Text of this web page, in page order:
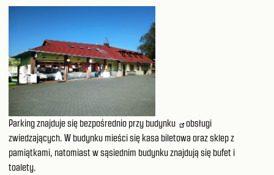
Parking znajduje się bezpośrednio przy budynku
obsługi
zwiedzających. W budynku mieści się kasa biletowa oraz sklep z
pamiątkami, natomiast w sąsiednim budynku znajdują się bufet i
toalety.